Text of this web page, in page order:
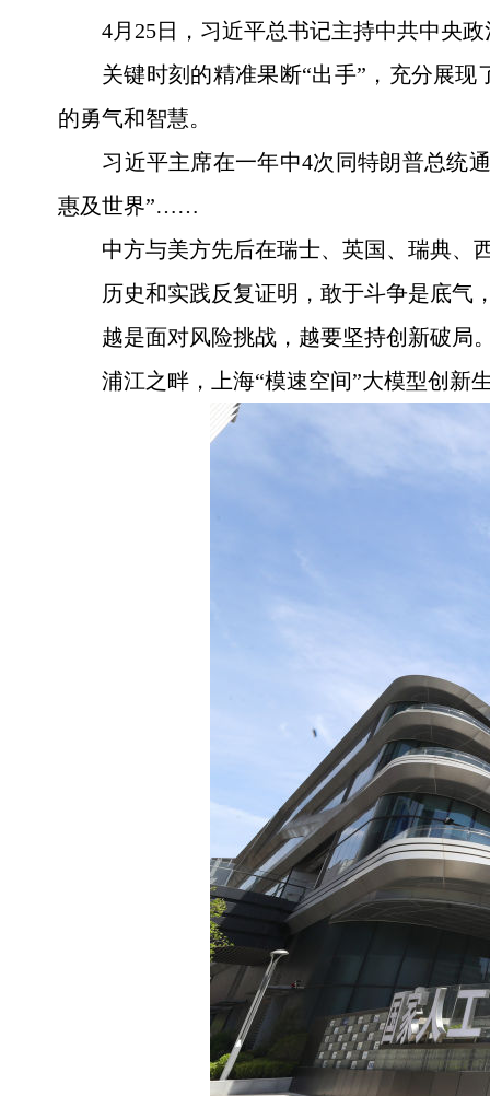
4月25日，习近平总书记主持中共中央
关键时刻的精准果断“出手”，充分展
的勇气和智慧。
习近平主席在一年中4次同特朗普总统
惠及世界”……
中方与美方先后在瑞士、英国、瑞典、
历史和实践反复证明，敢于斗争是底气
越是面对风险挑战，越要坚持创新破局
浦江之畔，上海“模速空间”大模型创新